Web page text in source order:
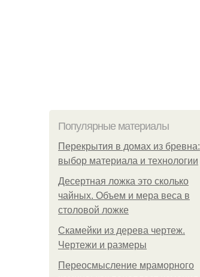
Популярные материалы
Перекрытия в домах из бревна:
выбор материала и технологии
Десертная ложка это сколько
чайных. Объем и мера веса в
столовой ложке
Скамейки из дерева чертеж.
Чертежи и размеры
Переосмысление мраморного